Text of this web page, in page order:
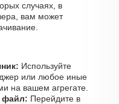
случаях, в
вам может
Используйте
или любое иные
на вашем агрегате.
файл: Перейдите в